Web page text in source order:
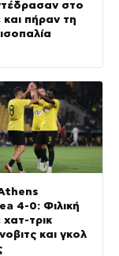
στο
και πήραν τη
4-0: Φιλική
χατ-τρικ
και γκολ